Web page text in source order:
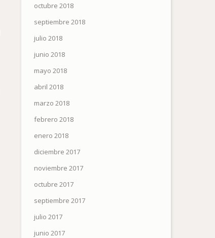
octubre 2018
septiembre 2018
julio 2018
junio 2018
mayo 2018
abril 2018
marzo 2018
febrero 2018
enero 2018
diciembre 2017
noviembre 2017
octubre 2017
septiembre 2017
julio 2017
junio 2017